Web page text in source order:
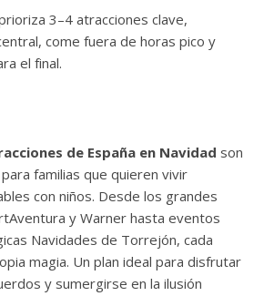
3–4 atracciones clave,
come fuera de horas pico y
el final.
de España en Navidad son
familias que quieren vivir
con niños. Desde los grandes
y Warner hasta eventos
Navidades de Torrejón, cada
magia. Un plan ideal para disfrutar
y sumergirse en la ilusión